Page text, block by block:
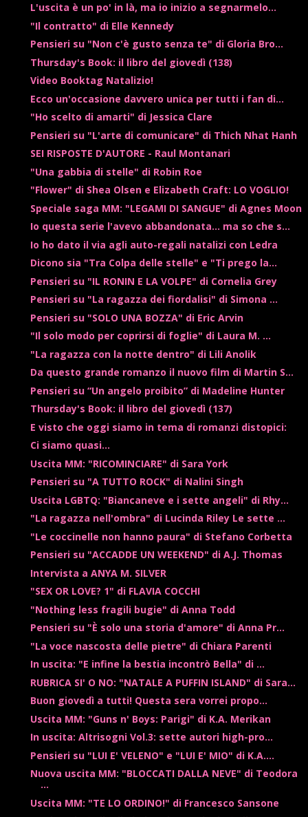
L'uscita è un po' in là, ma io inizio a segnarmelo...
"Il contratto" di Elle Kennedy
Pensieri su "Non c'è gusto senza te" di Gloria Bro...
Thursday's Book: il libro del giovedì (138)
Video Booktag Natalizio!
Ecco un'occasione davvero unica per tutti i fan di...
"Ho scelto di amarti" di Jessica Clare
Pensieri su "L'arte di comunicare" di Thich Nhat Hanh
SEI RISPOSTE D'AUTORE - Raul Montanari
"Una gabbia di stelle" di Robin Roe
"Flower" di Shea Olsen e Elizabeth Craft: LO VOGLIO!
Speciale saga MM: "LEGAMI DI SANGUE" di Agnes Moon
Io questa serie l'avevo abbandonata... ma so che s...
Io ho dato il via agli auto-regali natalizi con Ledra
Dicono sia "Tra Colpa delle stelle" e "Ti prego la...
Pensieri su "IL RONIN E LA VOLPE" di Cornelia Grey
Pensieri su "La ragazza dei fiordalisi" di Simona ...
Pensieri su "SOLO UNA BOZZA" di Eric Arvin
"Il solo modo per coprirsi di foglie" di Laura M. ...
"La ragazza con la notte dentro" di Lili Anolik
Da questo grande romanzo il nuovo film di Martin S...
Pensieri su “Un angelo proibito” di Madeline Hunter
Thursday's Book: il libro del giovedì (137)
E visto che oggi siamo in tema di romanzi distopici:
Ci siamo quasi...
Uscita MM: "RICOMINCIARE" di Sara York
Pensieri su "A TUTTO ROCK" di Nalini Singh
Uscita LGBTQ: "Biancaneve e i sette angeli" di Rhy...
"La ragazza nell'ombra" di Lucinda Riley Le sette ...
"Le coccinelle non hanno paura" di Stefano Corbetta
Pensieri su "ACCADDE UN WEEKEND" di A.J. Thomas
Intervista a ANYA M. SILVER
"SEX OR LOVE? 1" di FLAVIA COCCHI
"Nothing less fragili bugie" di Anna Todd
Pensieri su "È solo una storia d'amore" di Anna Pr...
"La voce nascosta delle pietre" di Chiara Parenti
In uscita: "E infine la bestia incontrò Bella" di ...
RUBRICA SI' O NO: "NATALE A PUFFIN ISLAND" di Sara...
Buon giovedì a tutti! Questa sera vorrei propo...
Uscita MM: "Guns n' Boys: Parigi" di K.A. Merikan
In uscita: Altrisogni Vol.3: sette autori high-pro...
Pensieri su "LUI E' VELENO" e "LUI E' MIO" di K.A....
Nuova uscita MM: "BLOCCATI DALLA NEVE" di Teodora
...
Uscita MM: "TE LO ORDINO!" di Francesco Sansone